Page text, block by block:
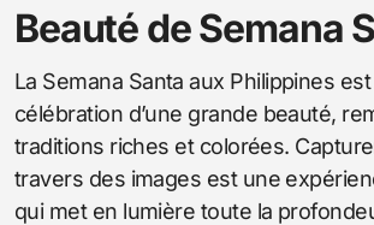
Beauté de Semana
La Semana Santa aux Philippines
célébration d’une grande beauté,
traditions riches et colorées.
travers des images est une
qui met en lumière toute la